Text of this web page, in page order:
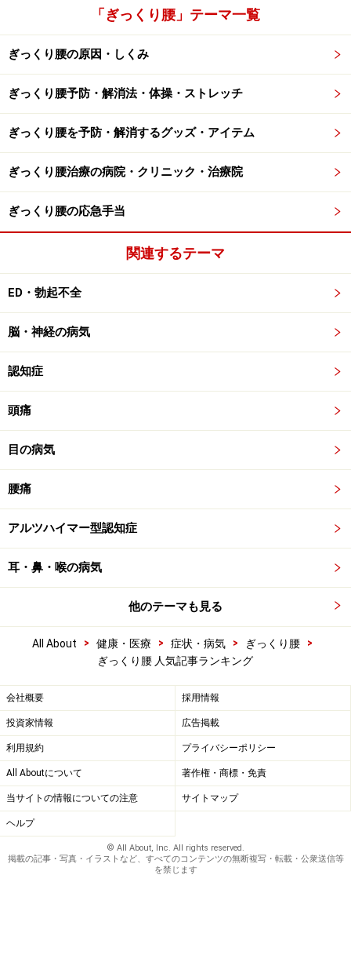
「ぎっくり腰」テーマ一覧
ぎっくり腰の原因・しくみ
ぎっくり腰予防・解消法・体操・ストレッチ
ぎっくり腰を予防・解消するグッズ・アイテム
ぎっくり腰治療の病院・クリニック・治療院
ぎっくり腰の応急手当
関連するテーマ
ED・勃起不全
脳・神経の病気
認知症
頭痛
目の病気
腰痛
アルツハイマー型認知症
耳・鼻・喉の病気
他のテーマも見る
All About > 健康・医療 > 症状・病気 > ぎっくり腰
>
ぎっくり腰 人気記事ランキング
会社概要 採用情報
投資家情報 広告掲載
利用規約 プライバシーポリシー
All Aboutについて 著作権・商標・免責
当サイトの情報についての注意 サイトマップ
ヘルプ
© All About, Inc. All rights reserved.
掲載の記事・写真・イラストなど、すべてのコンテンツの無断複写・転載・公衆送信等
を禁じます